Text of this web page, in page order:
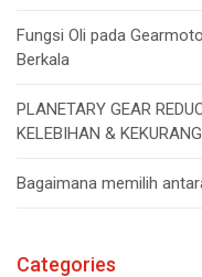
Fungsi Oli pada
Berkala
PLANETARY GEAR
KELEBIHAN &
Bagaimana memilih
Categories